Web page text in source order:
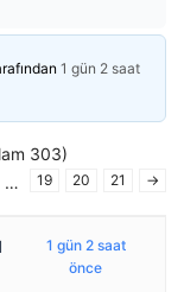
1 gün 2 saat
303)
… 19 20 21 →
1 gün 2 saat
önce